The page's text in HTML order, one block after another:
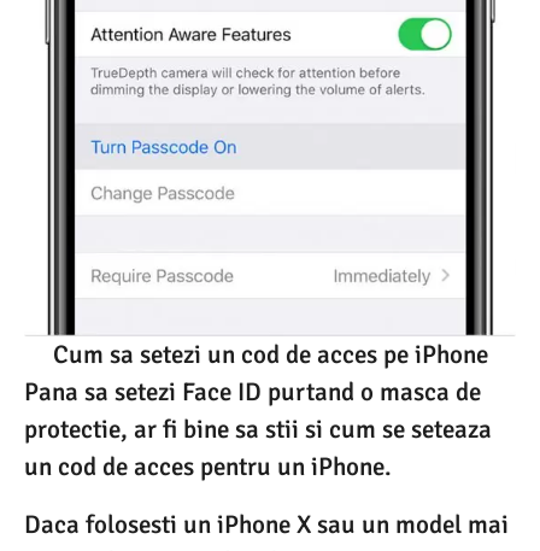
Cum sa setezi un cod de acces pe iPhone
Pana sa setezi Face ID purtand o masca de
protectie, ar fi bine sa stii si cum se seteaza
un cod de acces pentru un iPhone.
Daca folosesti un iPhone X sau un model mai